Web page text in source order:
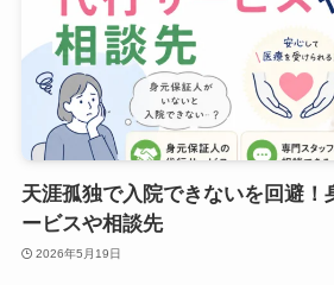
天涯孤独で入院できないを回避！
ービスや相談先
2026年5月19日